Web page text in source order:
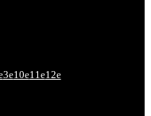
3e10e11e12e